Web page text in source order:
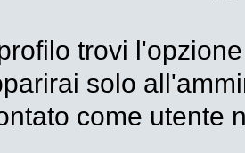
trovi
solo
come utente